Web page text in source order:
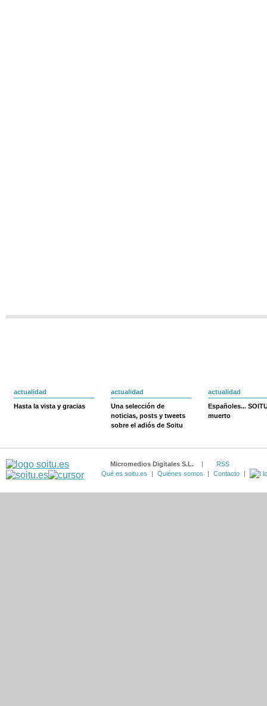
actualidad
Hasta la vista y gracias
actualidad
Una selección de
noticias, posts y tweets
sobre el adiós de Soitu
actualidad
Españoles...
muerto
Micromedios Digitales S.L. |
RSS
Qué es soitu.es
| Quiénes somos | Contacto |